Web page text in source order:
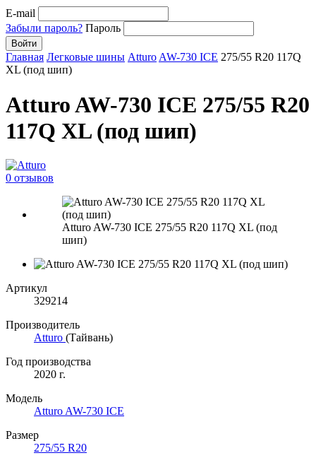
E-mail
Забыли пароль? Пароль
Войти
Главная Легковые шины AtturoAW-730 ICE 275/55 R20 117Q
XL (под шип)
Atturo AW-730 ICE 275/55 R20
117Q XL (под шип)
0 отзывов
Atturo AW-730 ICE 275/55 R20 117Q XL (под
шип)
Артикул
329214
Производитель
Atturo (Тайвань)
Год производства
2020 г.
Модель
Atturo AW-730 ICE
Размер
275/55 R20